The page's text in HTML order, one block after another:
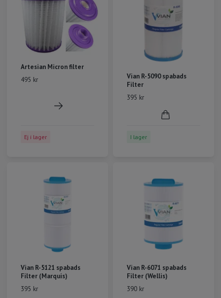
Artesian Micron filter
495 kr
Ej i lager
Vian R-5090 spabads
Filter
395 kr
I lager
Vian R-5121 spabads
Filter (Marquis)
395 kr
Vian R-6071 spabads
Filter (Wellis)
390 kr